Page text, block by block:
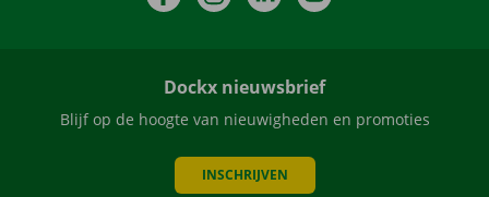
Dockx nieuwsbrief
Blijf op de hoogte van nieuwigheden en promoties
INSCHRIJVEN